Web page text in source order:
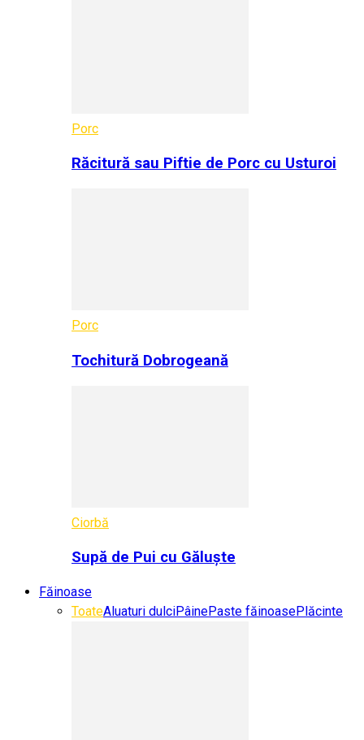
Porc
Răcitură sau Piftie de Porc cu Usturoi
Porc
Tochitură Dobrogeană
Ciorbă
Supă de Pui cu Găluște
Făinoase
ToateAluaturi dulciPâinePaste făinoasePlăcinte